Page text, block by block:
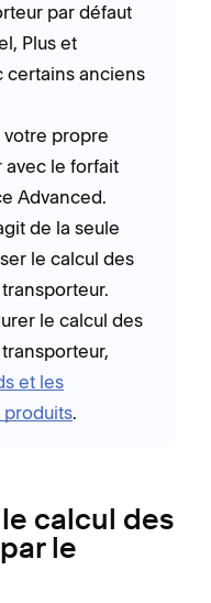
par défaut
Plus et
certains anciens
votre propre
le forfait
Advanced.
de la seule
le calcul des
le calcul des
et les
produits.
calcul des
le